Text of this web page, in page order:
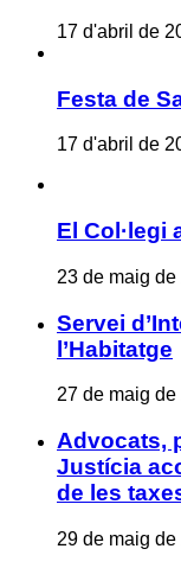
17 d'abril de
Festa de
17 d'abril de
El Col·legi
23 de maig de
Servei
l’Habitatge
27 de maig de
Advocats,
Justícia
de les
29 de maig de